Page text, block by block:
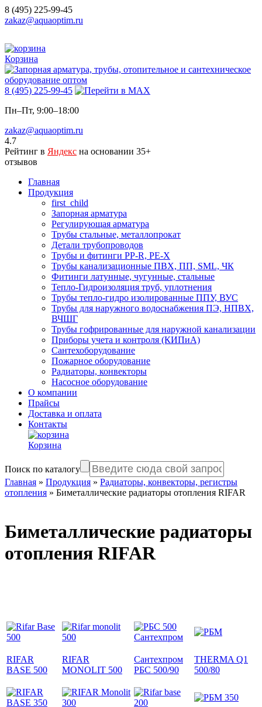
8 (495) 225-99-45
zakaz@aquaoptim.ru
Корзина
8 (495) 225-99-45
Пн–Пт, 9:00–18:00
zakaz@aquaoptim.ru
4.7
Рейтинг в Яндекс на основании 35+
отзывов
Главная
Продукция
first_child
Запорная арматура
Регулирующая арматура
Трубы стальные, металлопрокат
Детали трубопроводов
Трубы и фитинги PP-R, PE-X
Трубы канализационные ПВХ, ПП, SML, ЧК
Фитинги латунные, чугунные, стальные
Тепло-Гидроизоляция труб, уплотнения
Трубы тепло-гидро изолированные ППУ, ВУС
Трубы для наружного водоснабжения ПЭ, НПВХ,
ВЧШГ
Трубы гофрированные для наружной канализации
Приборы учета и контроля (КИПиА)
Сантехоборудование
Пожарное оборудование
Радиаторы, конвекторы
Насосное оборудование
О компании
Прайсы
Доставка и оплата
Контакты
Корзина
Поиск по каталогу
Главная » Продукция » Радиаторы, конвекторы, регистры
отопления » Биметаллические радиаторы отопления RIFAR
Биметаллические радиаторы
отопления RIFAR
RIFAR
BASE 500
RIFAR
MONOLIT 500
Сантехпром
РБС 500/90
THERMA Q1
500/80